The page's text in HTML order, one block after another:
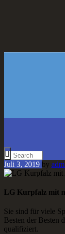
Juli 3, 2019 by
LG Kurpfalz mit
Sie sind für viele
Besten der Besten
qualifiziert.